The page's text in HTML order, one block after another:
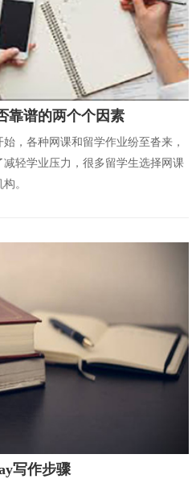
靠谱的两个个因素
，各种网课和留学作业纷至沓来，
轻学业压力，很多留学生选择网课
。
写作步骤